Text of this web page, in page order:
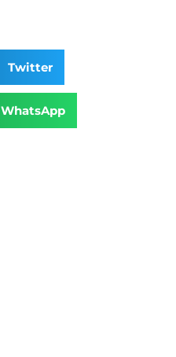
Twitter
WhatsApp